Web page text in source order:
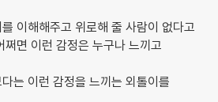
이해해주고 위로해 줄 사람이 없다고
면 이런 감정은 누구나 느끼고
는 이런 감정을 느끼는 외톨이를